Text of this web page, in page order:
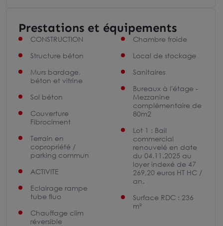
Prestations et équipements
CONSTRUCTION
Structure béton
Murs bardage,
béton et vitrine
Sol béton
Couverture
Fibrociment
Terrain en
copropriété /
parking commun
ACTIVITE
Eclairage rampe
tube fluo
Chauffage clim
réversible
Chambre froide
Local de stockage
Sanitaires
Bureaux à l'étage -
Mezzanine
complémentaire de
80m2
Lot 1 : Bail
commercial
renouvelé en date
du 04.11.2025 au
loyer indexé de 47
269,20 euros HT HC /
an.
Surface RDC : 236
m²